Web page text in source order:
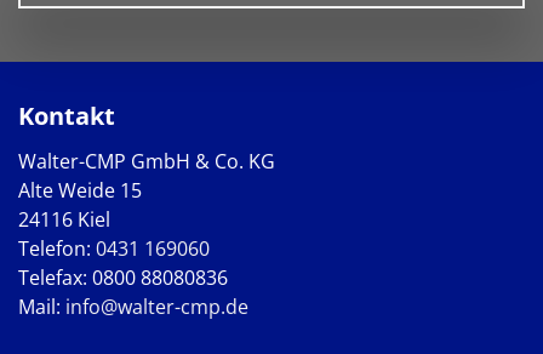
Kontakt
Walter-CMP GmbH & Co. KG
Alte Weide 15
24116 Kiel
Telefon: 0431 169060
Telefax: 0800 88080836
Mail: info@walter-cmp.de